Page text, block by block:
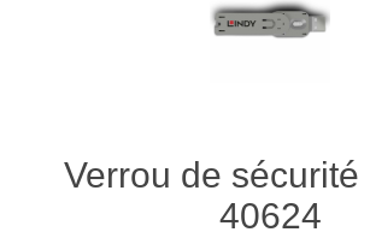
Verrou de sécurité
40624